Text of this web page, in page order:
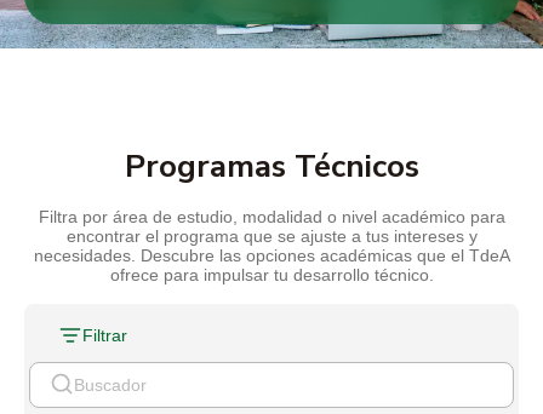
Programas Técnicos
Filtra por área de estudio, modalidad o nivel académico para
encontrar el programa que se ajuste a tus intereses y
necesidades. Descubre las opciones académicas que el TdeA
ofrece para impulsar tu desarrollo técnico.
Filtrar